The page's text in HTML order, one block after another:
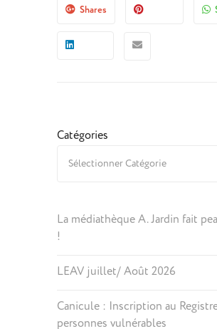
Shares
Catégories
La médiathèque A. Jardin fait
!
LEAV juillet/ Août 2026
Canicule : Inscription au
personnes vulnérables